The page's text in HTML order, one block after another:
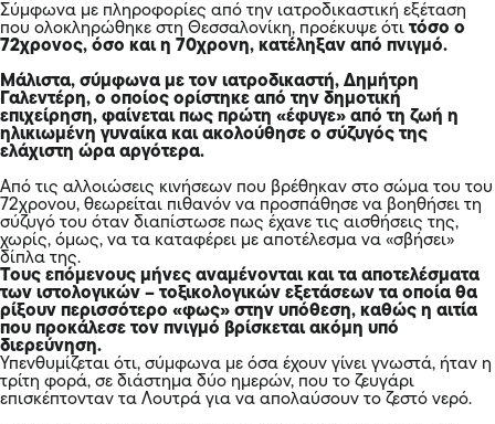
Σύμφωνα με πληροφορίες από την ιατροδικαστική εξέταση
που ολοκληρώθηκε στη Θεσσαλονίκη, προέκυψε ότι τόσο ο
72χρονος, όσο και η 70χρονη, κατέληξαν από πνιγμό.
Μάλιστα, σύμφωνα με τον ιατροδικαστή, Δημήτρη
Γαλεντέρη, ο οποίος ορίστηκε από την δημοτική
επιχείρηση, φαίνεται πως πρώτη «έφυγε» από τη ζωή η
ηλικιωμένη γυναίκα και ακολούθησε ο σύζυγός της
ελάχιστη ώρα αργότερα.
Από τις αλλοιώσεις κινήσεων που βρέθηκαν στο σώμα του του
72χρονου, θεωρείται πιθανόν να προσπάθησε να βοηθήσει τη
σύζυγό του όταν διαπίστωσε πως έχανε τις αισθήσεις της,
χωρίς, όμως, να τα καταφέρει με αποτέλεσμα να «σβήσει»
δίπλα της.
Τους επόμενους μήνες αναμένονται και τα αποτελέσματα
των ιστολογικών – τοξικολογικών εξετάσεων τα οποία θα
ρίξουν περισσότερο «φως» στην υπόθεση, καθώς η αιτία
που προκάλεσε τον πνιγμό βρίσκεται ακόμη υπό
διερεύνηση.
Υπενθυμίζεται ότι, σύμφωνα με όσα έχουν γίνει γνωστά, ήταν η
τρίτη φορά, σε διάστημα δύο ημερών, που το ζευγάρι
επισκέπτονταν τα Λουτρά για να απολαύσουν το ζεστό νερό.